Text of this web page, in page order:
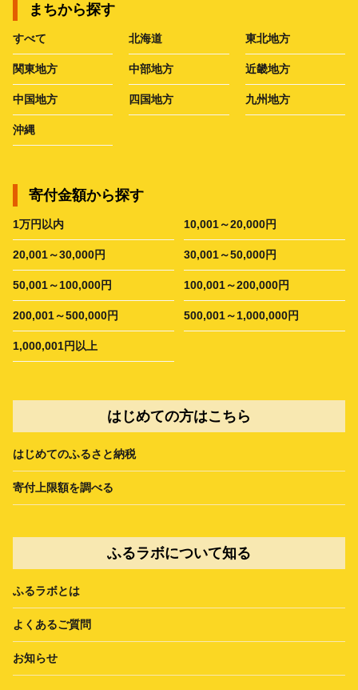
まちから探す
すべて 北海道 東北地方
関東地方 中部地方 近畿地方
中国地方 四国地方 九州地方
沖縄
寄付金額から探す
1万円以内 10,001～20,000円
20,001～30,000円 30,001～50,000円
50,001～100,000円 100,001～200,000円
200,001～500,000円 500,001～1,000,000円
1,000,001円以上
はじめての方はこちら
はじめてのふるさと納税
寄付上限額を調べる
ふるラボについて知る
ふるラボとは
よくあるご質問
お知らせ